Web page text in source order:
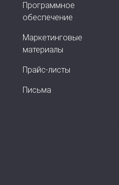
Программное
обеспечение
Маркетинговые
материалы
Прайс-листы
Письма